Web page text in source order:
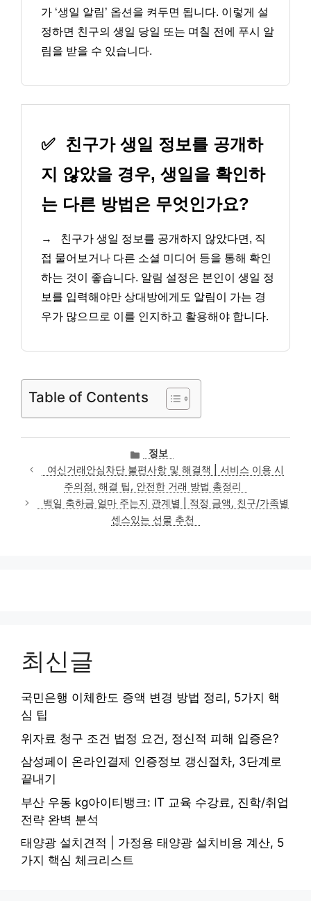
가 ‘생일 알림’ 옵션을 켜두면 됩니다. 이렇게 설
정하면 친구의 생일 당일 또는 며칠 전에 푸시 알
림을 받을 수 있습니다.
✅ 친구가 생일 정보를 공개하
지 않았을 경우, 생일을 확인하
는 다른 방법은 무엇인가요?
→
친구가 생일 정보를 공개하지 않았다면, 직
접 물어보거나 다른 소셜 미디어 등을 통해 확인
하는 것이 좋습니다. 알림 설정은 본인이 생일 정
보를 입력해야만 상대방에게도 알림이 가는 경
우가 많으므로 이를 인지하고 활용해야 합니다.
Table of Contents
카
테
고
리
정보
여신거래안심차단 불편사항 및 해결책 | 서비스 이용 시
주의점, 해결 팁, 안전한 거래 방법 총정리
백일 축하금 얼마 주는지 관계별 | 적정 금액, 친구/가족별
센스있는 선물 추천
최신글
국민은행 이체한도 증액 변경 방법 정리, 5가지 핵
심 팁
위자료 청구 조건 법정 요건, 정신적 피해 입증은?
삼성페이 온라인결제 인증정보 갱신절차, 3단계로
끝내기
부산 우동 kg아이티뱅크: IT 교육 수강료, 진학/취업
전략 완벽 분석
태양광 설치견적 | 가정용 태양광 설치비용 계산, 5
가지 핵심 체크리스트